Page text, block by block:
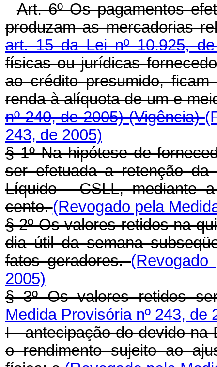
Art. 6º Os pagamentos
produzam as mercadorias
art. 15 da Lei nº 10.925,
físicas ou jurídicas
ao crédito presumido,
renda à alíquota de um e
nº 240, de 2005)(Vigência)
243, de 2005)
§ 1º Na hipótese de
ser efetuada a retenção
Líquido - CSLL, mediante
cento.(Revogado pela
§ 2º Os valores retidos na
dia útil da semana
fatos geradores.
2005)
§ 3º Os valores retidos
Medida Provisória nº 243, de
I - antecipação do devido na
o rendimento sujeito ao